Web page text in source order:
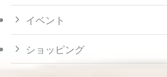
イベント
ショッピング